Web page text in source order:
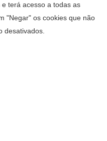
terá acesso a todas as
"Negar" os cookies que não
desativados.